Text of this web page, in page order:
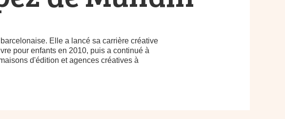
Elle a lancé sa carrière créative
pour enfants en 2010, puis a continué à
d'édition et agences créatives à